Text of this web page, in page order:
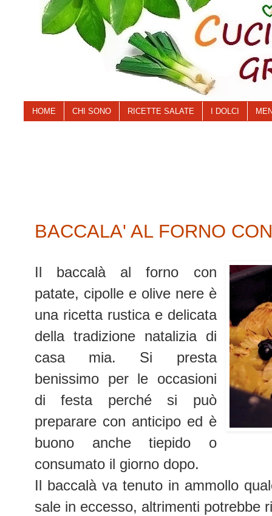
HOME CHI SONO RICETTE SALATE I DOLCI
BACCALA' AL FORNO
Il baccalà al forno con
patate, cipolle e olive nere è
una ricetta rustica e delicata
della tradizione natalizia di
casa mia. Si presta
benissimo per le occasioni
di festa perché si può
preparare con anticipo ed è
buono anche tiepido o
consumato il giorno dopo.
Il baccalà va tenuto in ammollo
sale in eccesso, altrimenti potrebbe